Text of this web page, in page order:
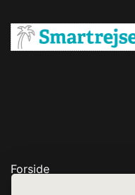
Forside